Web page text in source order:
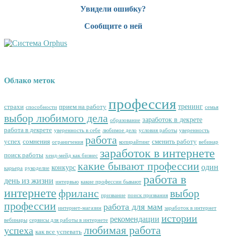
Увидели ошибку?
Сообщите о ней
Облако меток
страхи способности прием на работу профессия тренинг семья
выбор любимого дела образование заработок в декрете
работа в декрете уверенность в себе любимое дело условия работы уверенность
успех сомнения ограничения работа копирайтинг сменить работу вебинар
поиск работы хенд-мейд как бизнес заработок в интернете
карьера рукоделие конкурс какие бывают профессии один
день из жизни интервью какие профессии бывают работа в
интернете фриланс призвание поиск призвания выбор
профессии интернет-магазин работа для мам заработок в интернет
вебинары сервисы для работы в интернете рекомендации истории
успеха как все успевать любимая работа